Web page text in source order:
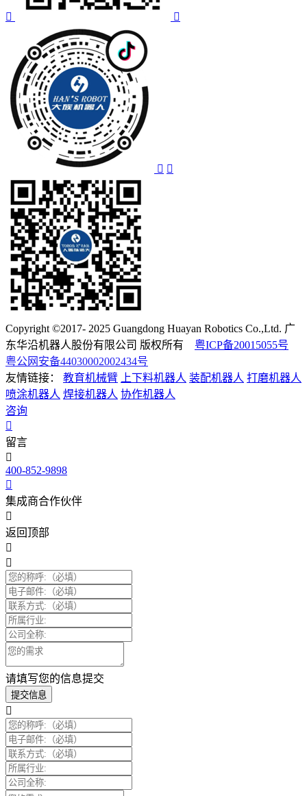
Copyright ©2017- 2025 Guangdong Huayan Robotics Co.,Ltd. 广
东华沿机器人股份有限公司 版权所有 粤ICP备20015055号
粤公网安备44030002002434号
友情链接：
教育机械臂 上下料机器人 装配机器人 打磨机器人
喷涂机器人 焊接机器人 协作机器人
咨询
留言
400-852-9898
集成商合作伙伴
返回顶部
请填写您的信息提交
提交信息